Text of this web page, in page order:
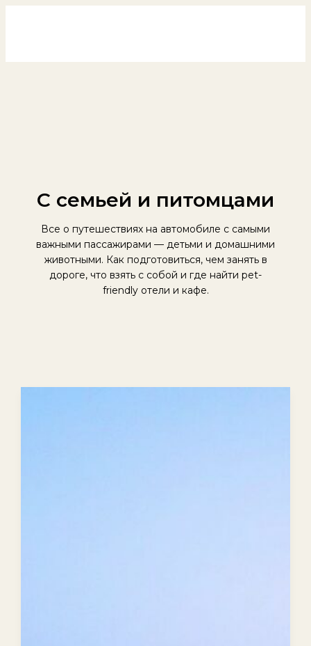
С семьей и питомцами
Все о путешествиях на автомобиле с самыми
важными пассажирами — детьми и домашними
животными. Как подготовиться, чем занять в
дороге, что взять с собой и где найти pet-
friendly отели и кафе.